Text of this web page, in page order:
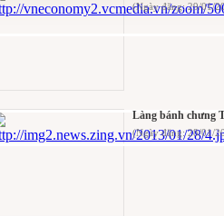
(Ngày đăng: 29/01/
Làng bánh chưng
(Ngày đăng: 28/01/